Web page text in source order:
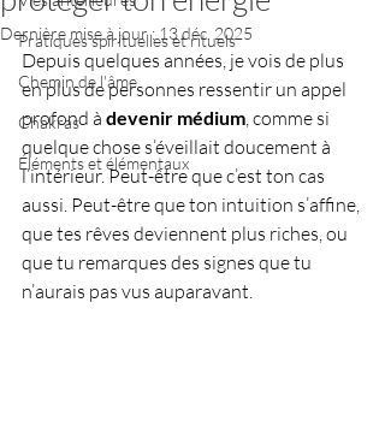
Pratiques spirituelles et rituels
Chemin de l'âme
Chakras
Éléments et élémentaux
Dernière mise à jour :13 déc. 2025
Depuis quelques années, je vois de plus
en plus de personnes ressentir un appel
profond à devenir médium, comme si
quelque chose s’éveillait doucement à
l’intérieur. Peut-être que c’est ton cas
aussi. Peut-être que ton intuition s’affine,
que tes rêves deviennent plus riches, ou
que tu remarques des signes que tu
n’aurais pas vus auparavant.